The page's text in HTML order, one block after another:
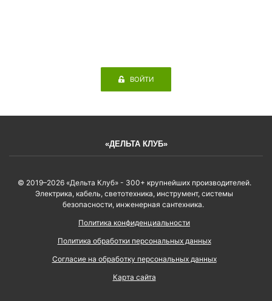
ВОЙТИ
«ДЕЛЬТА КЛУБ»
© 2019–2026 «Дельта Клуб» - 300+ крупнейших производителей.
Электрика, кабель, светотехника, инструмент, системы
безопасности, инженерная сантехника.
Политика конфиденциальности
Политика обработки персональных данных
Согласие на обработку персональных данных
Карта сайта